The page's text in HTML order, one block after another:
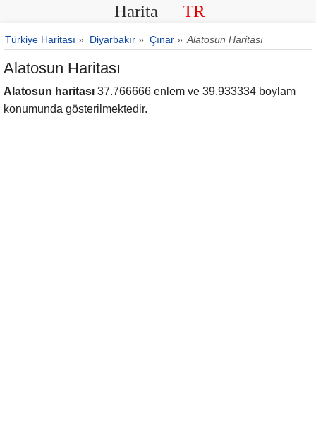
Harita TR
Türkiye Haritası » Diyarbakır » Çınar » Alatosun Haritası
Alatosun Haritası
Alatosun haritası 37.766666 enlem ve 39.933334 boylam
konumunda gösterilmektedir.